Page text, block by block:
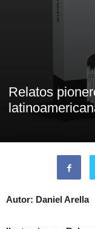
Relatos
Autor: Daniel Arella